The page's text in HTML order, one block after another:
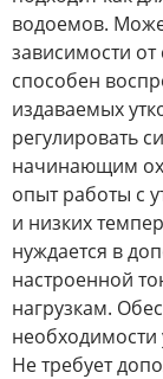
водоемов.
зависимости
способен
издаваемых
регулировать
начинающим
опыт работы с
и низких
нуждается в
настроенной
нагрузкам.
необходимости
Не требует